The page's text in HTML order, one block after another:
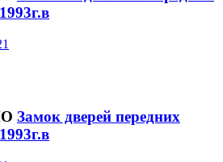
Замок дверей передних